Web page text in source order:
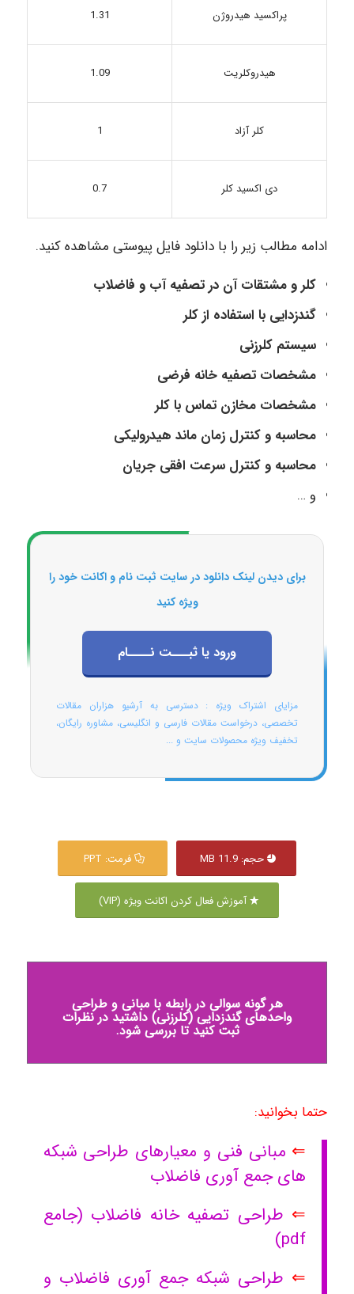
پراکسید هیدروژن 1.31
هیدروکلریت 1.09
کلر آزاد 1
دی اکسید کلر 0.7
ادامه مطالب زیر را با دانلود فایل پیوستی مشاهده کنید.
کلر و مشتقات آن در تصفیه آب و فاضلاب
گندزدایی با استفاده از کلر
سیستم کلرزنی
مشخصات تصفیه خانه فرضی
مشخصات مخازن تماس با کلر
محاسبه و کنترل زمان ماند هیدرولیکی
محاسبه و کنترل سرعت افقی جریان
و …
برای دیدن لینک دانلود در سایت ثبت نام و اکانت خود را
ویژه کنید
ورود یا ثبـــت نــــام
مزایای اشتراک ویژه : دسترسی به آرشیو هزاران مقالات
تخصصی، درخواست مقالات فارسی و انگلیسی، مشاوره رایگان،
تخفیف ویژه محصولات سایت و ...
حجم: 11.9 MB فرمت: PPT
آموزش فعال کردن اکانت ویژه (VIP)
هر گونه سوالی در رابطه با مبانی و طراحی
واحدهای گندزدایی (کلرزنی) داشتید در نظرات
ثبت کنید تا بررسی شود.
حتما بخوانید:
⇐ مبانی فنی و معیارهای طراحی شبکه
های جمع آوری فاضلاب
⇐ طراحی تصفیه خانه فاضلاب (جامع
pdf)
⇐ طراحی شبکه جمع آوری فاضلاب و